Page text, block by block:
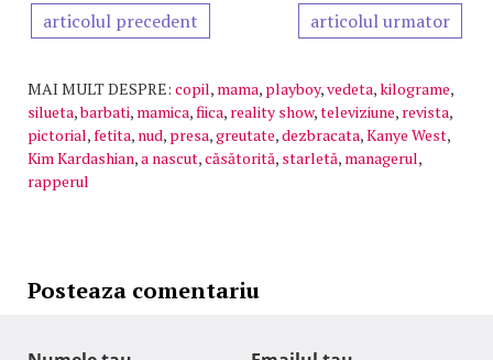
articolul precedent articolul urmator
MAI MULT DESPRE: copil, mama, playboy,vedeta,kilograme,
silueta,barbati, mamica,fiica, reality show,televiziune, revista,
pictorial,fetita, nud, presa,greutate,dezbracata,Kanye West,
Kim Kardashian,a nascut,căsătorită, starletă, managerul,
rapperul
Posteaza comentariu